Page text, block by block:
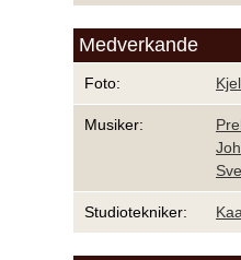
Medverkande
Foto:
Musiker:
Studiotekniker: